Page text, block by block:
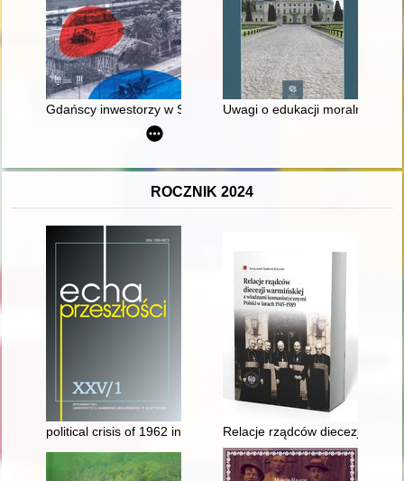
Gdańscy inwestorzy w Sopocie : prestiż finansowy i
Uwagi o edukacji moralnej
ROCZNIK 2024
political crisis of 1962 in Senegal and its portrayal in the media
Relacje rządców diecezji